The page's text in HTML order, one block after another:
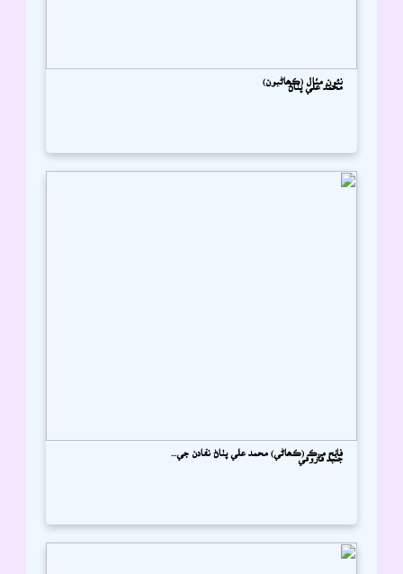
نئون مثال (ڪھاڻيون)
محمد علي پٺاڻ
فاتح مرڪ (ڪھاڻي) محمد علي پٺاڻ نقادن جي...
جنيد فاروقي